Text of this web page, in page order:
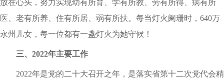
放在心头，努力实现幼有所育、学有所教、劳有所得、病有所
医、老有所养、住有所居、弱有所扶。每当灯火阑珊时，640万
永州儿女，每一位都有一盏灯火为她守候！
三、2022年主要工作
2022年是党的二十大召开之年，是落实省第十二次党代会精